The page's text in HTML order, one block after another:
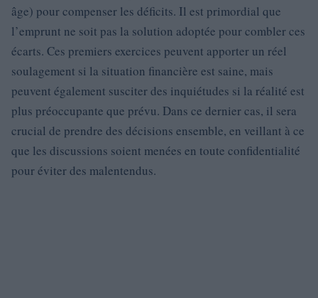
âge) pour compenser les déficits. Il est primordial que
l’emprunt ne soit pas la solution adoptée pour combler ces
écarts. Ces premiers exercices peuvent apporter un réel
soulagement si la situation financière est saine, mais
peuvent également susciter des inquiétudes si la réalité est
plus préoccupante que prévu. Dans ce dernier cas, il sera
crucial de prendre des décisions ensemble, en veillant à ce
que les discussions soient menées en toute confidentialité
pour éviter des malentendus.